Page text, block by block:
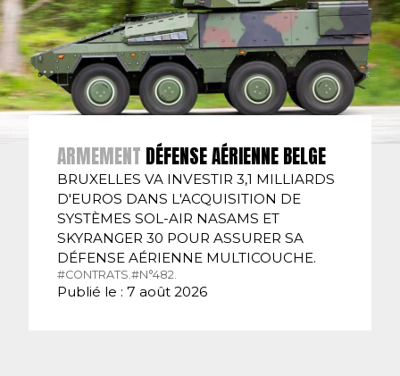
ARMEMENT DÉFENSE AÉRIENNE BELGE
BRUXELLES VA INVESTIR 3,1 MILLIARDS
D'EUROS DANS L'ACQUISITION DE
SYSTÈMES SOL-AIR NASAMS ET
SKYRANGER 30 POUR ASSURER SA
DÉFENSE AÉRIENNE MULTICOUCHE.
#CONTRATS.#N°482.
Publié le : 7 août 2026